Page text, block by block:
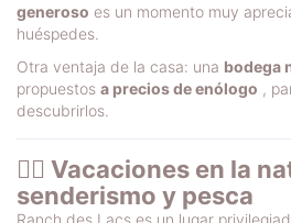
generoso es un momento muy
huéspedes.
Otra ventaja de la casa: una bodega
propuestos a precios de enólogo ,
descubrirlos.
🚶‍♂️ Vacaciones en la
senderismo y pesca
Ranch des Lacs es un lugar